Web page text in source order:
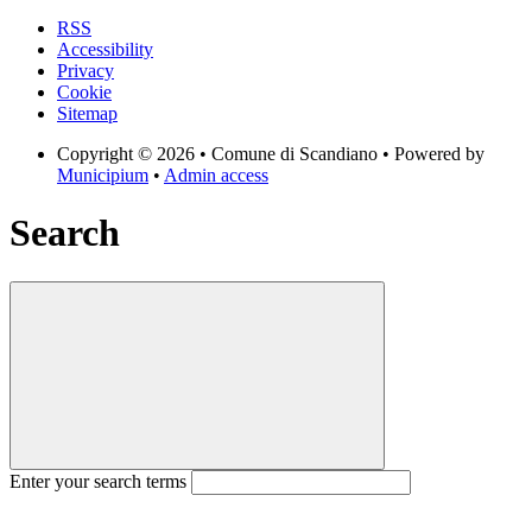
RSS
Accessibility
Privacy
Cookie
Sitemap
Copyright © 2026 • Comune di Scandiano • Powered by
Municipium • Admin access
Search
Enter your search terms